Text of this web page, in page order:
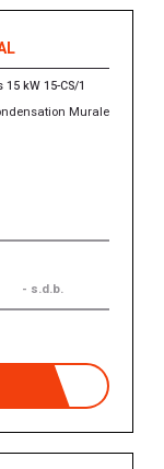
15 kW 15-CS/1
Murale
- s.d.b.